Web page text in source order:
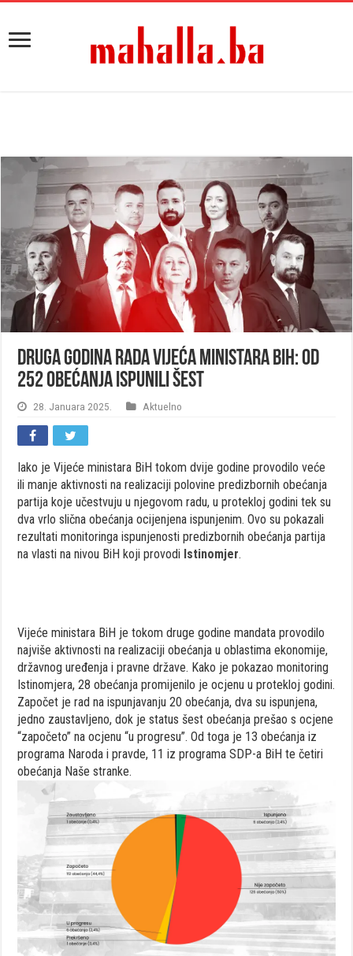
Druga godina rada Vijeća ministara BiH: Od
252 obećanja ispunili šest
28. Januara 2025. Aktuelno
Iako je Vijeće ministara BiH tokom dvije godine provodilo veće
ili manje aktivnosti na realizaciji polovine predizbornih obećanja
partija koje učestvuju u njegovom radu, u protekloj godini tek su
dva vrlo slična obećanja ocijenjena ispunjenim. Ovo su pokazali
rezultati monitoringa ispunjenosti predizbornih obećanja partija
na vlasti na nivou BiH koji provodi Istinomjer.
Vijeće ministara BiH je tokom druge godine mandata provodilo
najviše aktivnosti na realizaciji obećanja u oblastima ekonomije,
državnog uređenja i pravne države. Kako je pokazao monitoring
Istinomjera, 28 obećanja promijenilo je ocjenu u protekloj godini.
Započet je rad na ispunjavanju 20 obećanja, dva su ispunjena,
jedno zaustavljeno, dok je status šest obećanja prešao s ocjene
“započeto” na ocjenu “u progresu”. Od toga je 13 obećanja iz
programa Naroda i pravde, 11 iz programa SDP-a BiH te četiri
obećanja Naše stranke.